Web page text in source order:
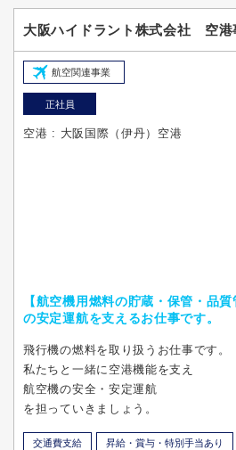
大阪ハイドラント株式会社 空港
航空関連事業
正社員
空港 : 大阪国際（伊丹）空港
【航空機用燃料の貯蔵・保管・品
の安定運航を支えるお仕事です。
飛行機の燃料を取り扱うお仕事です。
私たちと一緒に空港機能を支え
航空機の安全・安定運航
を担っていきましょう。
交通費支給 昇給・賞与・特別手当あり